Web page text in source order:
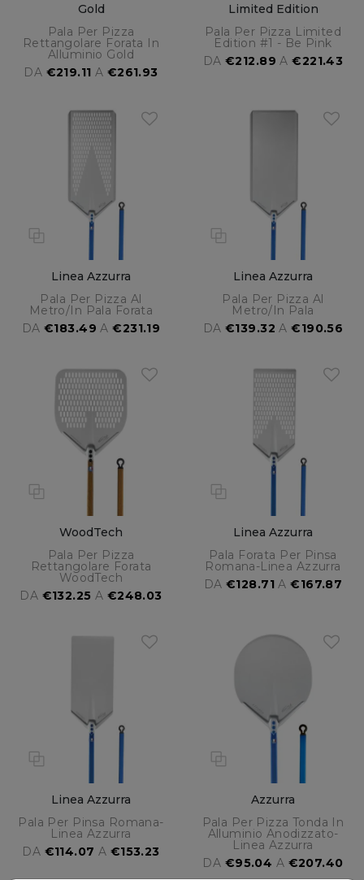
Gold
Pala Per Pizza
Rettangolare Forata In
Alluminio Gold
DA €219.11 A €261.93
Limited Edition
Pala Per Pizza Limited
Edition #1 - Be Pink
DA€212.89 A€221.43
Linea Azzurra
Pala Per Pizza Al
Metro/in Pala Forata
DA€183.49 A€231.19
Linea Azzurra
Pala Per Pizza Al
Metro/in Pala
DA€139.32 A€190.56
WoodTech
Pala Per Pizza
Rettangolare Forata
WoodTech
DA €132.25 A €248.03
Linea Azzurra
Pala Forata Per Pinsa
Romana-Linea Azzurra
DA€128.71 A€167.87
Linea Azzurra
Pala Per Pinsa Romana-
Linea Azzurra
DA €114.07 A €153.23
Azzurra
Pala Per Pizza Tonda In
Alluminio Anodizzato-
Linea Azzurra
DA €95.04 A €207.40